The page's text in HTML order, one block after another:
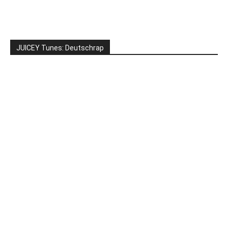
JUICEY Tunes: Deutschrap